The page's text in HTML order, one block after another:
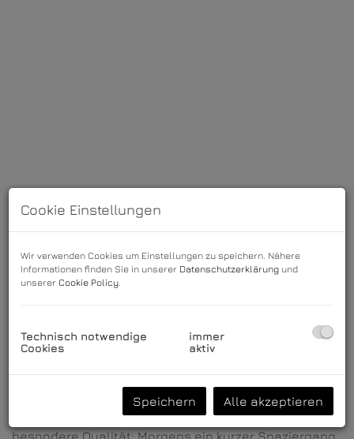
Beschreibung
Wohnlage, nur wenige Minuten vom Faaker See
entfernt – einem der schönsten Seen Kärntens,
schon karibisch anmutende Wasser.
Die Nähe zum See verleiht der Lage eine ganz
besondere Qualität: Morgens ein kurzer Spaziergang
Cookie Einstellungen
Wir verwenden Cookies um Einstellungen zu speichern. Nähere
Informationen finden Sie in unserer Datenschutzerklärung und
unserer Cookie Policy.
Technisch notwendige
Cookies
immer
aktiv
Speichern Alle akzeptieren